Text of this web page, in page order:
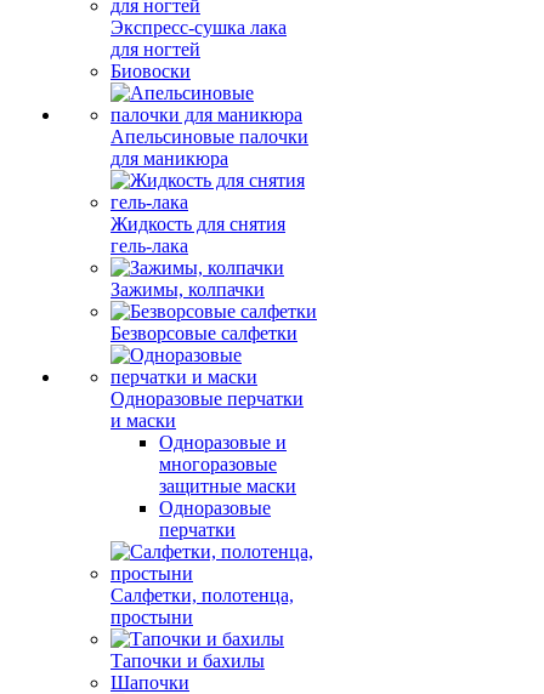
Экспресс-сушка лака
для ногтей
Биовоски
Апельсиновые палочки
для маникюра
Жидкость для снятия
гель-лака
Зажимы, колпачки
Безворсовые салфетки
Одноразовые перчатки
и маски
Одноразовые и
многоразовые
защитные маски
Одноразовые
перчатки
Салфетки, полотенца,
простыни
Тапочки и бахилы
Шапочки